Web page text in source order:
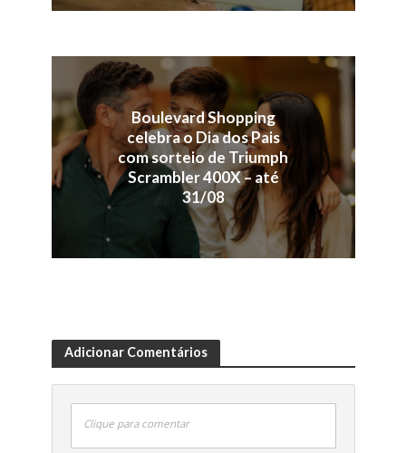
Boulevard Shopping
celebra o Dia dos Pais
com sorteio de Triumph
Scrambler 400X – até
31/08
Adicionar Comentários
Clique para comentar